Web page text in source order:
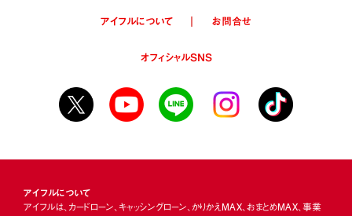
アイフルについて お問合せ
オフィシャルSNS
アイフルについて
アイフルは、カードローン、キャッシングローン、かりかえMAX、おまとめMAX、事業